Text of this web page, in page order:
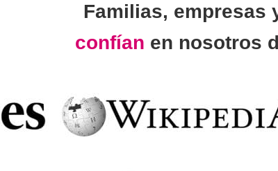
Familias, empresas
confían en nosotros